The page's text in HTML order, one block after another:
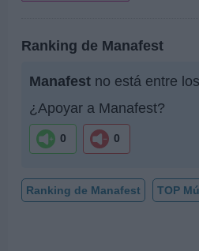
Ranking de Manafest
Manafest no está entre
¿Apoyar a Manafest?
0 0
Ranking de Manafest TOP